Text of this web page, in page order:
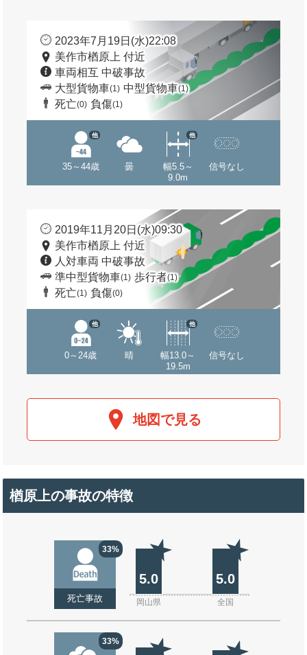
2023年7月19日(水)22:08
美作市楢原上 付近
車両相互 中破事故
大型貨物車(1) 中型貨物車(1)
死亡(0) 負傷(1)
35～44歳
他
曇
幅5.5～
9.0m
他
信号なし
2019年11月20日(水)09:30
美作市楢原上 付近
人対車両 中破事故
準中型貨物車(1) 歩行者(1)
死亡(1) 負傷(0)
0～24歳
他
晴
幅13.0～
19.5m
他
信号なし
地図で見る
楢原上の事故の特徴
33%
死亡事故
5.0 5.0
岡山県 全国
33%